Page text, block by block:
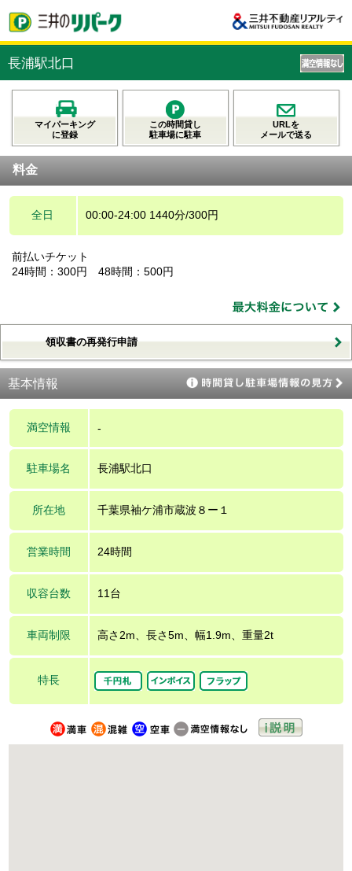
長浦駅北口
マイパーキング
に登録
この時間貸し
駐車場に駐車
URLを
メールで送る
料金
全日 00:00-24:00 1440分/300円
前払いチケット
24時間：300円 48時間：500円
領収書の再発行申請
基本情報
満空情報 -
駐車場名 長浦駅北口
所在地 千葉県袖ケ浦市蔵波８ー１
営業時間 24時間
収容台数 11台
車両制限 高さ2m、長さ5m、幅1.9m、重量2t
特長